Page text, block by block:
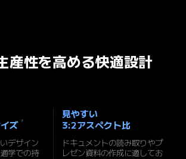
産性を高める快適設計
ズ
7
デザイン
学での持
見やすい
3:2アスペクト比
ドキュメントの読み取りやプ
レゼン資料の作成に適してお